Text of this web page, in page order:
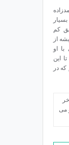
کم
از
او
این
در